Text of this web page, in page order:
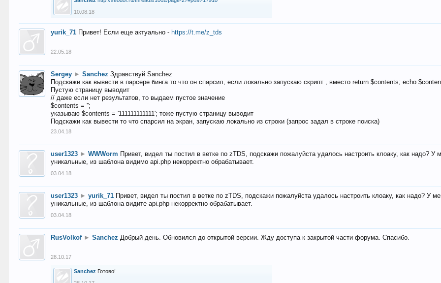
10.08.18
yurik_71 Привет! Если еще актуально - https://t.me/z_tds
22.05.18
Sergey ► Sanchez Здравствуй Sanchez
Подскажи как вывести в парсере бинга то что он спарсил, если локально запускаю скрипт , вместо return $contents; echo
Пустую страницу выводит
// даже если нет результатов, то выдаем пустое значение
$contents = '';
указываю $contents = '111111111111'; тоже пустую страницу выводит
Подскажи как вывести то что спарсил на экран, запускаю локально из строки (запрос задал в строке поиска)
23.04.18
user1323 ► WWWorm Привет, видел ты постил в ветке по zTDS, подскажи пожалуйста удалось настроить клоаку, как надо?
уникальные, из шаблона видимо api.php некорректно обрабатывает.
03.04.18
user1323 ► yurik_71 Привет, видел ты постил в ветке по zTDS, подскажи пожалуйста удалось настроить клоаку, как надо? У
уникальные, из шаблона видите api.php некорректно обрабатывает.
03.04.18
RusVolkof ► Sanchez Добрый день. Обновился до открытой версии. Жду доступа к закрытой части форума. Спасибо.
28.10.17
Sanchez Готово!